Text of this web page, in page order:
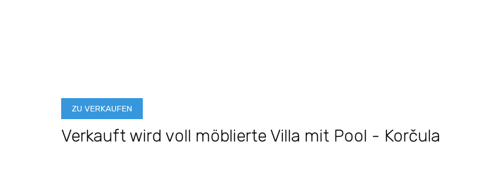
ZU VERKAUFEN
Verkauft wird voll möblierte Villa mit Pool - Korčula